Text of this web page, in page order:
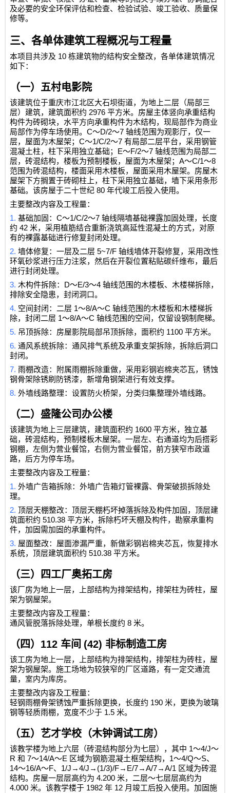
及必要的安全环保评估和检查、检验试验、竣工验收、质量保
修等。
三、各单体建筑工程概况与工程量
本项目共涉及 10栋建筑物的结构安全整改，各单体建筑情况
如下：
（一）五村电影院
该建筑位于重庆市江北区大石坝街道，为地上二层（局部三
层）建筑，建筑面积约 2976平方米。房屋主体竖向承重结构
构件为砖砌块，水平方向承重构件为木结构，现局部作为商业
局部作为停车场使用。C～D/2～7轴线范围为观影厅，仅一
层，屋面为木屋架；C～1/C/2～7有局部二层平台，采用钢管
混凝土柱，柱下采用独立基础； E～F/2～7轴线范围为局部二
层，砖混结构，楼板为预制楼板，屋面为木屋架；A～C/1～8
范围为砖混结构，楼面采用木楼板，屋面采用木屋架。房屋木
屋架下方搁置于砖砌柱上，柱下采用独立基础，墙下采用条形
基础。该房屋于二十世纪80年代竣工后投入使用。
主要整改内容及工程量：
1.基础加固：C～1/C/2～7轴线隔墙基础裸露加固处理，长度
约42米，采用植筋结合重新浇筑高延性混凝土的方式，对原
有的裸露基础进行修复封闭处理。
2.墙体修复：一层及二层 5~7/F轴线墙体开裂修复，采用改性
环氧砂浆进行压力注浆，然后在开裂位置粘贴碳纤维布，最后
进行封闭处理。
3.木构件拆除： D～E/3～4轴线范围的木楼板、木楼梯拆除，
排除安全隐患，封闭洞口。
4. 空间封闭：二层 1～8/A～C轴线范围的木楼板和木楼梯拆
除，封闭二层 1～8/A～C轴线范围的空间，仅留设钢制爬梯。
5. 吊顶拆除：房屋影院局部吊顶拆除，面积约 1100平方米。
6.通风系统拆除：通风排气系统及承重支架拆除，拆除后洞口
封闭。
7.雨棚改造：附属雨棚拆除重做，采用彩钢岩棉夹芯瓦，锈蚀
钢骨架除锈刷防锈漆，新增角钢架进行有效支撑。
8.外墙线路整理：设置防火桥架，分类归集整理外墙线路。
（二）盛隆公司办公楼
该建筑为地上三层建筑，建筑面积约 1600平方米，独立基
础，砖混结构，预制楼板木屋架。一层左、右通道均为后搭彩
钢棚，左侧为营业餐馆，右侧为营业餐馆，前方狭窄市政道
路，后方为停车场。
主要整改内容及工程量：
1.外墙广告箱拆除：外墙广告箱灯管裸露、骨架破损拆除处
理。
2. 顶层天棚整改：顶层天棚朽坏掉落拆除及构件加固，顶层建
筑面积约 510.38平方米，拆除朽坏天棚及构件，勘察承重构
件，加固需加固的承重构件。
3. 屋面整改：屋面渗漏严重，新做彩钢岩棉夹芯瓦，恢复排水
系统，顶层建筑面积约 510.38平方米。
（三）四工厂奥拓工房
该厂房为地上一层，上部结构为排架结构，排架柱为砖柱，屋
架为钢屋架。
主要整改内容及工程量：
通风管脱落拆除处理，单根长度约 8米。
（四） 112 车间 (42) 非标制造工房
该工房为地上一层，上部结构为排架结构，排架柱为砖柱，屋
架为钢屋架。施工场地为较狭窄的厂区道路，有一定交通流
量，室内为库房。
主要整改内容及工程量：
轻钢雨棚骨架锈蚀严重拆除更换，长度约 190米，更换为玻璃
钢等轻质雨棚，宽度不少于 1.5米。
（五）艺才学校（木钟调试工房）
该教学楼为地上六层（砖混结构部分为七层），其中 1～4/J～
R和7～14/A～E 区域为钢筋混凝土框架结构， 1～4/Q～S、
14～16/A～F、 1/J→4/J→(1/3)/F→E/7→A/7→A/1 区域为砖混
结构。房屋一层层高约为4.200米，二层～七层层高约为
4.000米。该教学楼于 1982年 12 月竣工后投入使用。加固施